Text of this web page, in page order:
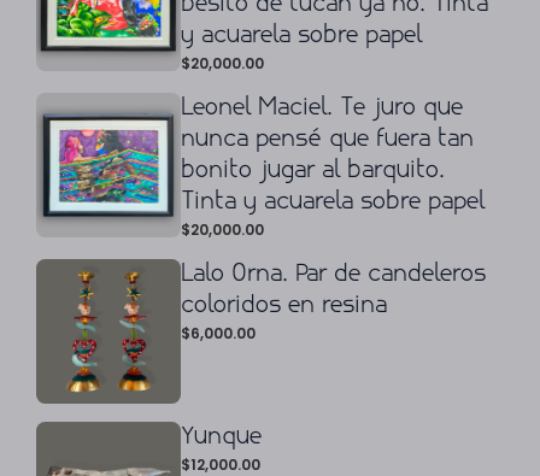
y acuarela sobre papel
$20,000.00
Leonel Maciel. Te juro que
nunca pensé que fuera tan
bonito jugar al barquito.
Tinta y acuarela sobre papel
$20,000.00
Lalo Orna. Par de candeleros
coloridos en resina
$6,000.00
Yunque
$12,000.00